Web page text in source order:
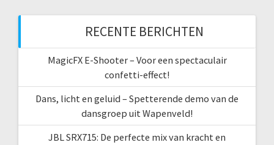
RECENTE BERICHTEN
MagicFX E-Shooter – Voor een spectaculair
confetti-effect!
Dans, licht en geluid – Spetterende demo van de
dansgroep uit Wapenveld!
JBL SRX715: De perfecte mix van kracht en